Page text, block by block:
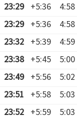
23:29 +5:36 4:58
23:29 +5:36 4:58
23:32 +5:39 4:59
23:38 +5:45 5:00
23:49 +5:56 5:02
23:51 +5:58 5:03
23:52 +5:59 5:03